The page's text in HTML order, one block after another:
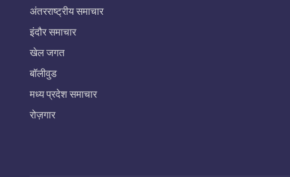
अंतरराष्ट्रीय समाचार
इंदौर समाचार
खेल जगत
बॉलीवुड
मध्य प्रदेश समाचार
रोज़गार